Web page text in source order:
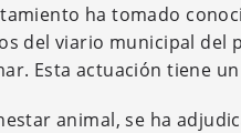
ha tomado
del viario municipal del
Esta actuación tiene
animal, se ha